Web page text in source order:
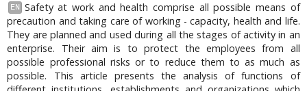
EN
Safety at work and health comprise all possible means of
precaution and taking care of working - capacity, health and life.
They are planned and used during all the stages of activity in an
enterprise. Their aim is to protect the employees from all
possible professional risks or to reduce them to as much as
possible. This article presents the analysis of functions of